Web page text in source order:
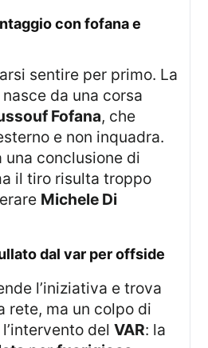
da una corsa
Fofana, che
e non inquadra.
una conclusione di
il tiro risulta troppo
Michele Di
dal var per offside
rete, ma un colpo di
delVAR: la